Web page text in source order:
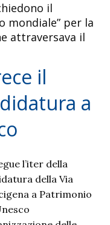
il
mondiale” per la
attraversava il
il
a
l’iter della
della Via
a Patrimonio